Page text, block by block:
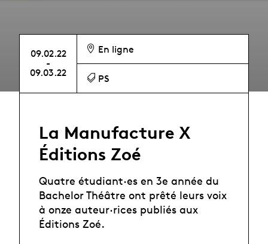
09.02.22
-
09.03.22
En ligne
PS
La Manufacture X
Éditions Zoé
Quatre étudiant·es en 3e année du
Bachelor Théâtre ont prêté leurs voix
à onze auteur·rices publiés aux
Éditions Zoé.